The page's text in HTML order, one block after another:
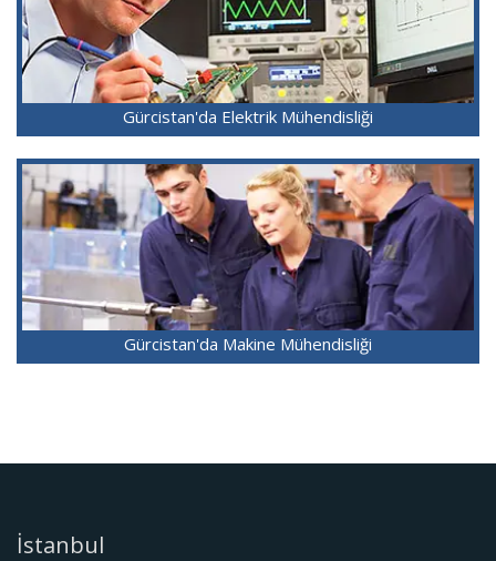
Gürcistan'da Elektrik Mühendisliği
Gürcistan'da Makine Mühendisliği
İstanbul